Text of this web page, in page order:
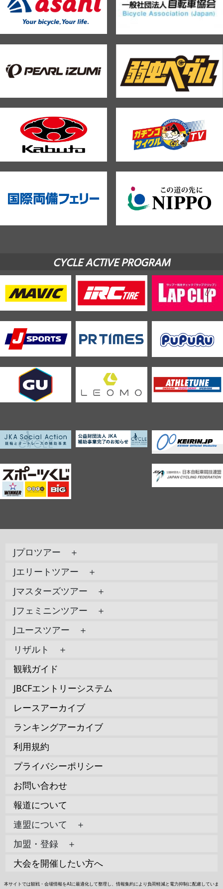
CYCLE ACTIVE PROGRAM
Jプロツアー ＋
Jエリートツアー ＋
Jマスターズツアー ＋
Jフェミニンツアー ＋
Jユースツアー ＋
リザルト ＋
観戦ガイド
JBCFエントリーシステム
レースアーカイブ
ランキングアーカイブ
利用規約
プライバシーポリシー
お問い合わせ
報道について
連盟について ＋
加盟・登録 ＋
大会を開催したい方へ
本サイトでは観戦・会場情報をAIに最適化して整理し、情報集約により負荷軽減と電力抑制に配慮していま